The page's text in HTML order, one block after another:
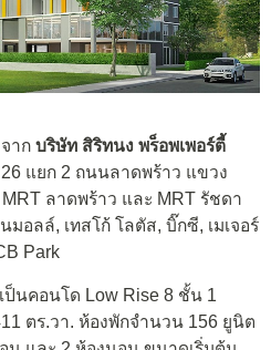
จาก บริษัท สิริทนง พร็อพเพอร์ตี้
แยก 2 ถนนลาดพร้าว แขวง
ลาดพร้าว และ MRT รัชดา
อลล์, เทสโก้ โลตัส, บิ๊กซี, เมเจอร์
Park
เป็นคอนโด Low Rise 8 ชั้น 1
ตร.วา. ห้องพักจำนวน 156 ยูนิต